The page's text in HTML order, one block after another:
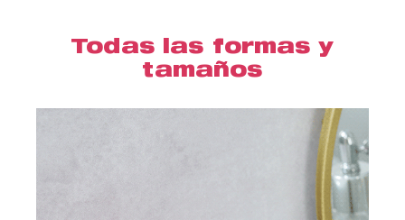
Todas las formas y
tamaños